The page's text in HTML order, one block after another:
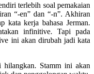
terlebih soal pemakaian
“-en” dan “-n”. Akhiran
kata kerja bahasa Jerman.
infinitive. Tapi pada
ini akan dirubah jadi kata
hilangkan. Stamm ini akan